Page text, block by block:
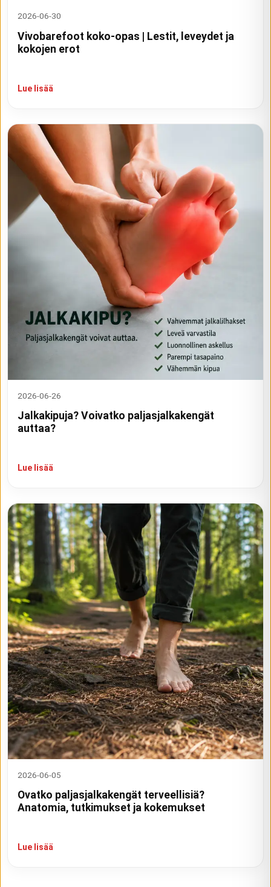
2026-06-30
Vivobarefoot koko-opas | Lestit, leveydet ja
kokojen erot
Lue lisää
2026-06-26
Jalkakipuja? Voivatko paljasjalkakengät
auttaa?
Lue lisää
2026-06-05
Ovatko paljasjalkakengät terveellisiä?
Anatomia, tutkimukset ja kokemukset
Lue lisää